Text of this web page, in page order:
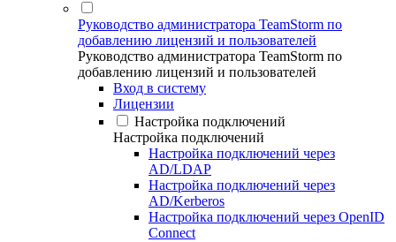
Руководство администратора TeamStorm по
добавлению лицензий и пользователей
Руководство администратора TeamStorm по
добавлению лицензий и пользователей
Вход в систему
Лицензии
Настройка подключений
Настройка подключений
Настройка подключений через
AD/LDAP
Настройка подключений через
AD/Kerberos
Настройка подключений через OpenID
Connect